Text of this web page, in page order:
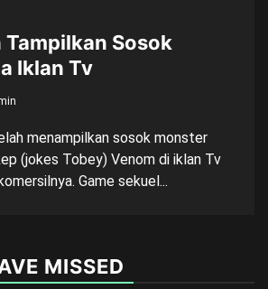
Sosok
Iklan Tv
menampilkan sosok monster
(jokes Tobey) Venom di iklan Tv
Game sekuel...
MISSED